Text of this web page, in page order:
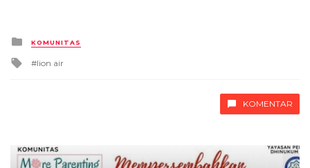
Posted
in
KOMUNITAS
Tagged
lion air
KOMENTAR